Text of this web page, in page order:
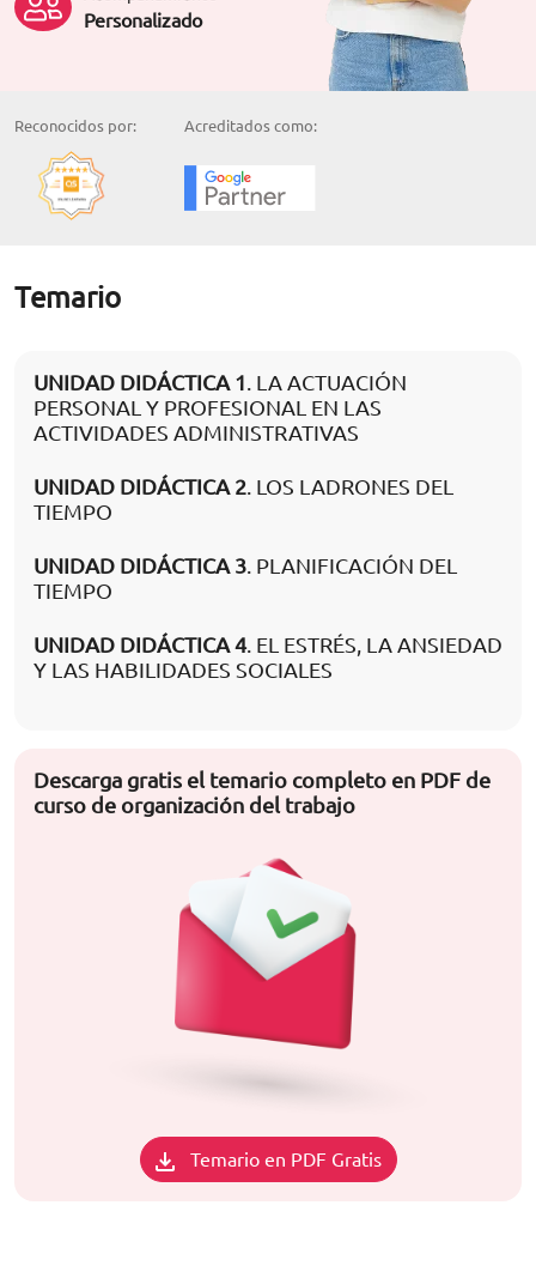
Personalizado
Reconocidos por: Acreditados como:
Temario
UNIDAD DIDÁCTICA 1. LA ACTUACIÓN
PERSONAL Y PROFESIONAL EN LAS
ACTIVIDADES ADMINISTRATIVAS
UNIDAD DIDÁCTICA 2. LOS LADRONES DEL
TIEMPO
UNIDAD DIDÁCTICA 3. PLANIFICACIÓN DEL
TIEMPO
UNIDAD DIDÁCTICA 4. EL ESTRÉS, LA ANSIEDAD
Y LAS HABILIDADES SOCIALES
Descarga gratis el temario completo en PDF de
curso de organización del trabajo
Temario en PDF Gratis